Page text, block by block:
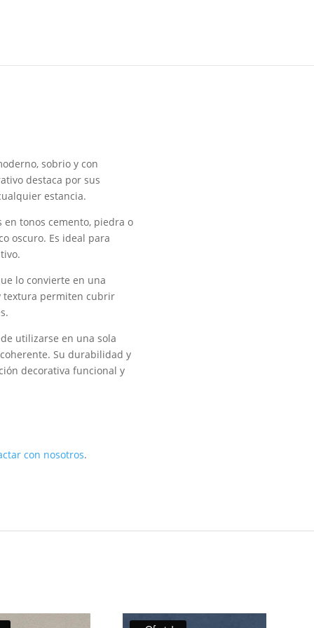
sobrio y con
destaca por sus
estancia.
tonos cemento, piedra o
oscuro. Es ideal para
lo convierte en una
textura permiten cubrir
utilizarse en una sola
Su durabilidad y
decorativa funcional y
con nosotros.